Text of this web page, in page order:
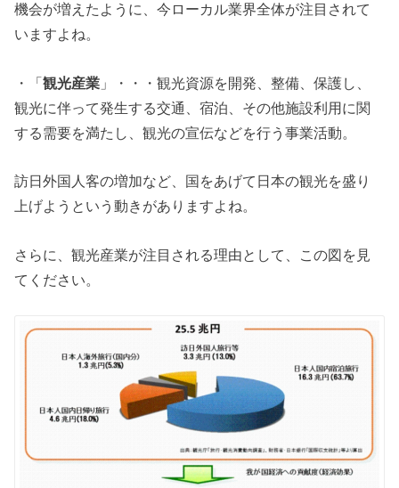
機会が増えたように、今ローカル業界全体が注目されて
いますよね。
・「観光産業 」・・・観光資源を開発、整備、保護し、
観光に伴って発生する交通、宿泊、その他施設利用に関
する需要を満たし、観光の宣伝などを行う事業活動。
訪日外国人客の増加など、国をあげて日本の観光を盛り
上げようという動きがありますよね。
さらに、観光産業が注目される理由として、この図を見
てください。